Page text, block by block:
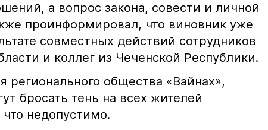
а вопрос закона, совести и личной
проинформировал, что виновник уже
совместных действий сотрудников
и коллег из Чеченской Республики.
регионального общества «Вайнах»,
бросать тень на всех жителей
недопустимо.